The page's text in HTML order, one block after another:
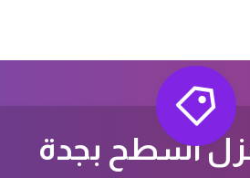
اسطح بجدة